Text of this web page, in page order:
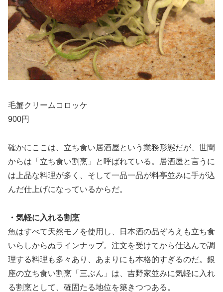
毛蟹クリームコロッケ
900円
確かにここは、立ち食い居酒屋という業務形態だが、世間
からは「立ち食い割烹」と呼ばれている。居酒屋と言うに
は上品な料理が多く、そして一品一品が料亭並みに手が込
んだ仕上げになっているからだ。
・気軽に入れる割烹
魚はすべて天然モノを使用し、日本酒の品ぞろえも立ち食
いらしからぬラインナップ。注文を受けてから仕込んで調
理する料理も多々あり、あまりにも本格的すぎるのだ。銀
座の立ち食い割烹「三ぶん」は、吉野家並みに気軽に入れ
る割烹として、確固たる地位を築きつつある。